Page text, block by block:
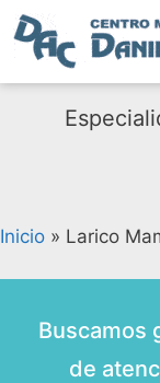
Inicio » Larico
Buscamos
de